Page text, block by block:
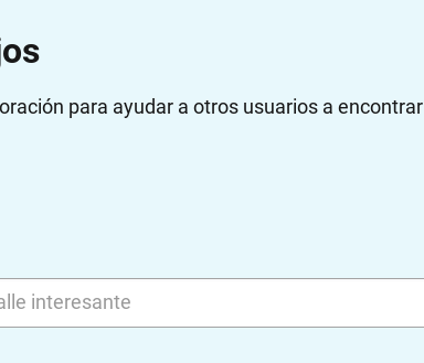
para ayudar a otros usuarios a encontrar